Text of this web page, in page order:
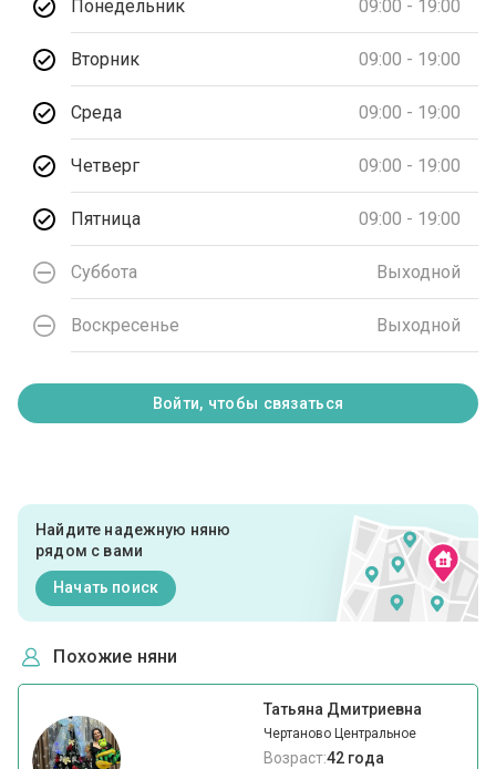
Понедельник 09:00 - 19:00
Вторник 09:00 - 19:00
Среда 09:00 - 19:00
Четверг 09:00 - 19:00
Пятница 09:00 - 19:00
Суббота Выходной
Воскресенье Выходной
Войти, чтобы связаться
Найдите надежную няню
рядом с вами
Начать поиск
Похожие няни
Татьяна Дмитриевна
Чертаново Центральное
Возраст:42 года